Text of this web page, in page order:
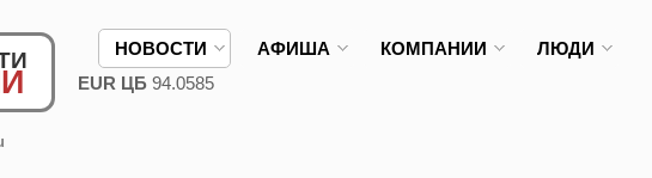
НОВОСТИ АФИША КОМПАНИИ ЛЮДИ
EUR ЦБ 94.0585